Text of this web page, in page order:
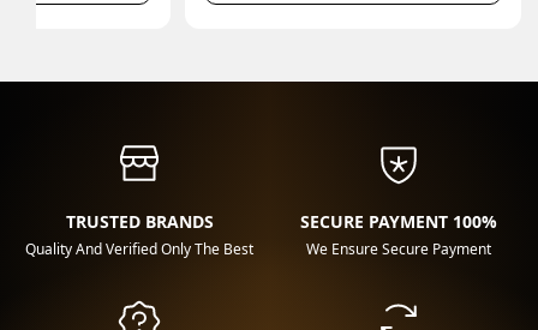
100% SECURE PAYMENT
We Ensure Secure Payment
TRUSTED BRANDS
Quality And Verified Only The Best